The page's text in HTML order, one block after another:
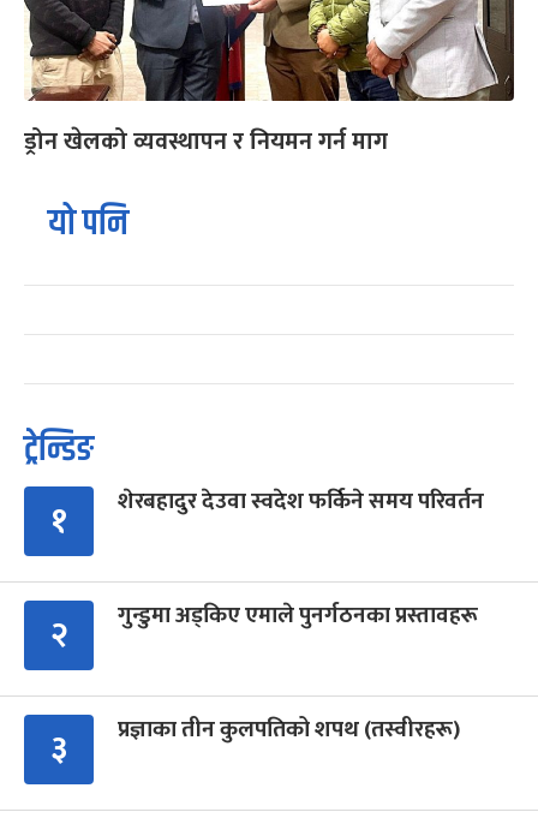
ड्रोन खेलको व्यवस्थापन र नियमन गर्न माग
यो पनि
ट्रेन्डिङ
१ शेरबहादुर देउवा स्वदेश फर्किने समय परिवर्तन
२ गुन्डुमा अड्किए एमाले पुनर्गठनका प्रस्तावहरू
३ प्रज्ञाका तीन कुलपतिको शपथ (तस्वीरहरू)